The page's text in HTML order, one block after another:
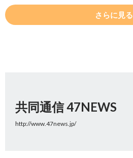
さらに見る
共同通信 47NEWS
http://www.47news.jp/